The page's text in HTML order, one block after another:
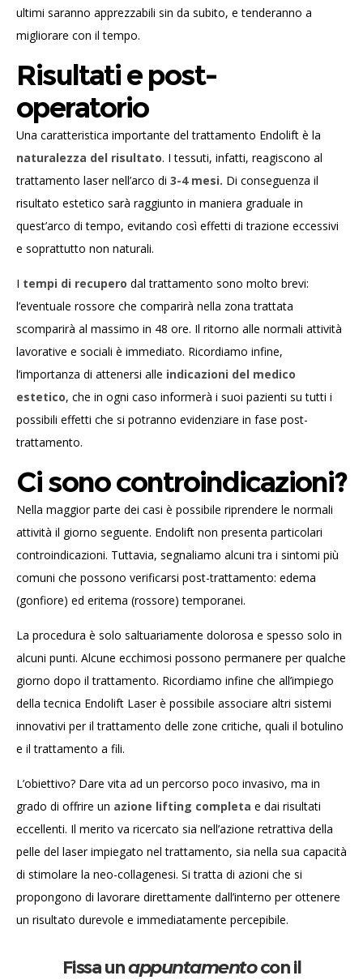
ultimi saranno apprezzabili sin da subito, e tenderanno a
migliorare con il tempo.
Risultati e post-
operatorio
Una caratteristica importante del trattamento Endolift è la
naturalezza del risultato. I tessuti, infatti, reagiscono al
trattamento laser nell’arco di 3-4 mesi. Di conseguenza il
risultato estetico sarà raggiunto in maniera graduale in
quest’arco di tempo, evitando così effetti di trazione eccessivi
e soprattutto non naturali.
I tempi di recupero dal trattamento sono molto brevi:
l’eventuale rossore che comparirà nella zona trattata
scomparirà al massimo in 48 ore. Il ritorno alle normali attività
lavorative e sociali è immediato. Ricordiamo infine,
l’importanza di attenersi alle indicazioni del medico
estetico, che in ogni caso informerà i suoi pazienti su tutti i
possibili effetti che si potranno evidenziare in fase post-
trattamento.
Ci sono controindicazioni?
Nella maggior parte dei casi è possibile riprendere le normali
attività il giorno seguente. Endolift non presenta particolari
controindicazioni. Tuttavia, segnaliamo alcuni tra i sintomi più
comuni che possono verificarsi post-trattamento: edema
(gonfiore) ed eritema (rossore) temporanei.
La procedura è solo saltuariamente dolorosa e spesso solo in
alcuni punti. Alcune ecchimosi possono permanere per qualche
giorno dopo il trattamento. Ricordiamo infine che all’impiego
della tecnica Endolift Laser è possibile associare altri sistemi
innovativi per il trattamento delle zone critiche, quali il botulino
e il trattamento a fili.
L’obiettivo? Dare vita ad un percorso poco invasivo, ma in
grado di offrire un azione lifting completa e dai risultati
eccellenti. Il merito va ricercato sia nell’azione retrattiva della
pelle del laser impiegato nel trattamento, sia nella sua capacità
di stimolare la neo-collagenesi. Si tratta di azioni che si
propongono di lavorare direttamente dall’interno per ottenere
un risultato durevole e immediatamente percepibile.
Fissa unappuntamentocon il